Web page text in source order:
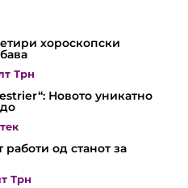
хороскопски
Трн
Новото уникатно
од станот за
Трн